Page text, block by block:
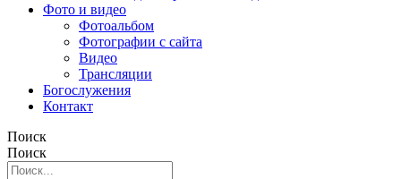
Фото и видео
Фотоальбом
Фотографии с сайта
Видео
Трансляции
Богослужения
Контакт
Поиск
Поиск